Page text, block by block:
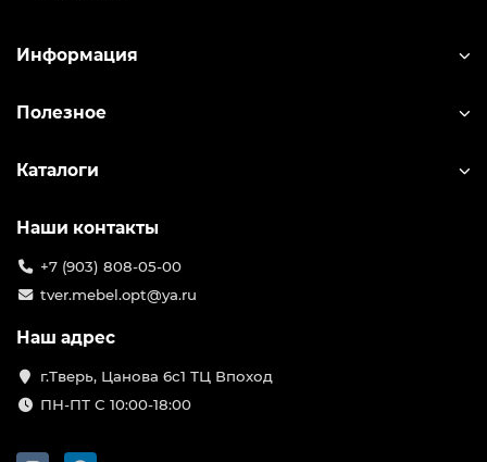
Информация
Полезное
Каталоги
Наши контакты
+7 (903) 808-05-00
tver.mebel.opt@ya.ru
Наш адрес
г.Тверь, Цанова 6с1 ТЦ Впоход
ПН-ПТ С 10:00-18:00